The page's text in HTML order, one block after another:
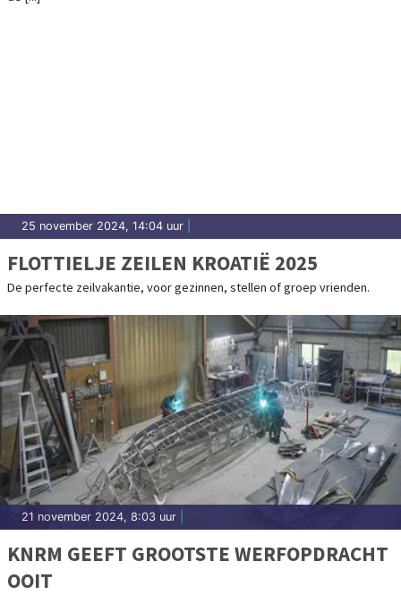
25 november 2024, 14:04 uur
FLOTTIELJE ZEILEN KROATIË 2025
De perfecte zeilvakantie, voor gezinnen, stellen of groep vrienden.
21 november 2024, 8:03 uur
KNRM GEEFT GROOTSTE WERFOPDRACHT
OOIT